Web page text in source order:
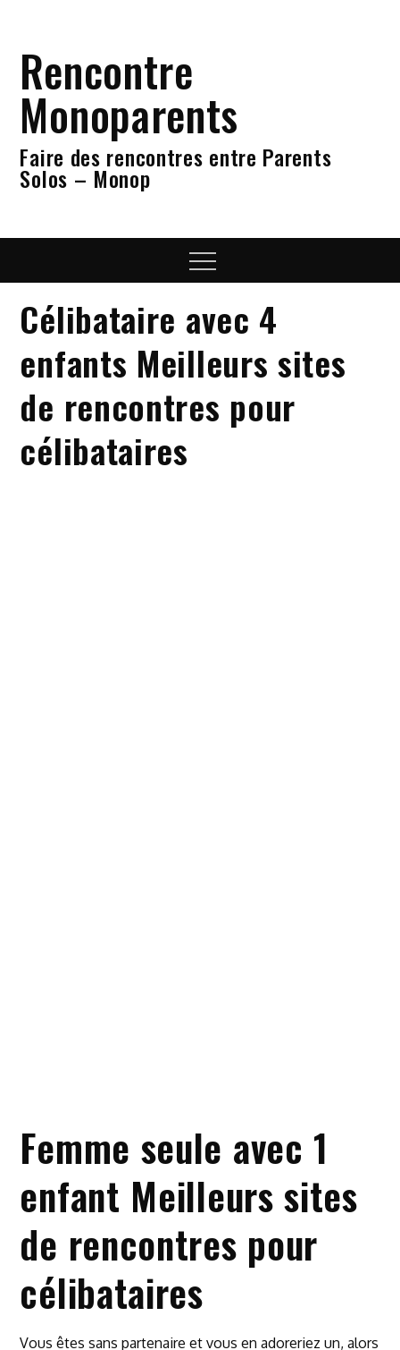
contentRencontre
Monoparents
Faire des rencontres entre Parents
Solos – Monop
Menu
Célibataire avec 4
enfants Meilleurs sites
de rencontres pour
célibataires
Femme seule avec 1
enfant Meilleurs sites
de rencontres pour
célibataires
Vous êtes sans partenaire et vous en adoreriez un, alors